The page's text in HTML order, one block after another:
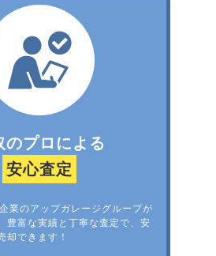
のプロによる
安心査定
業のアップガレージグループが
豊富な実績と丁寧な査定で、安
却できます！